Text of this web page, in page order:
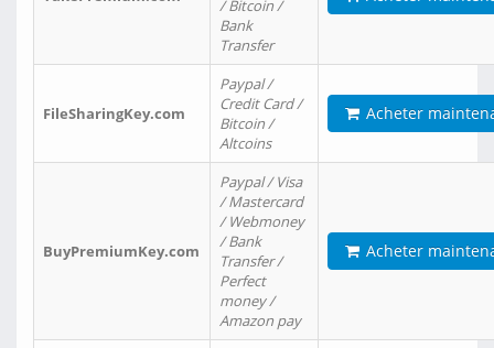
/ Bitcoin /
Bank
Transfer
FileSharingKey.com
Paypal /
Credit Card /
Bitcoin /
Altcoins
Acheter
BuyPremiumKey.com
Paypal / Visa
/ Mastercard
/ Webmoney
/ Bank
Transfer /
Perfect
money /
Amazon pay
Acheter